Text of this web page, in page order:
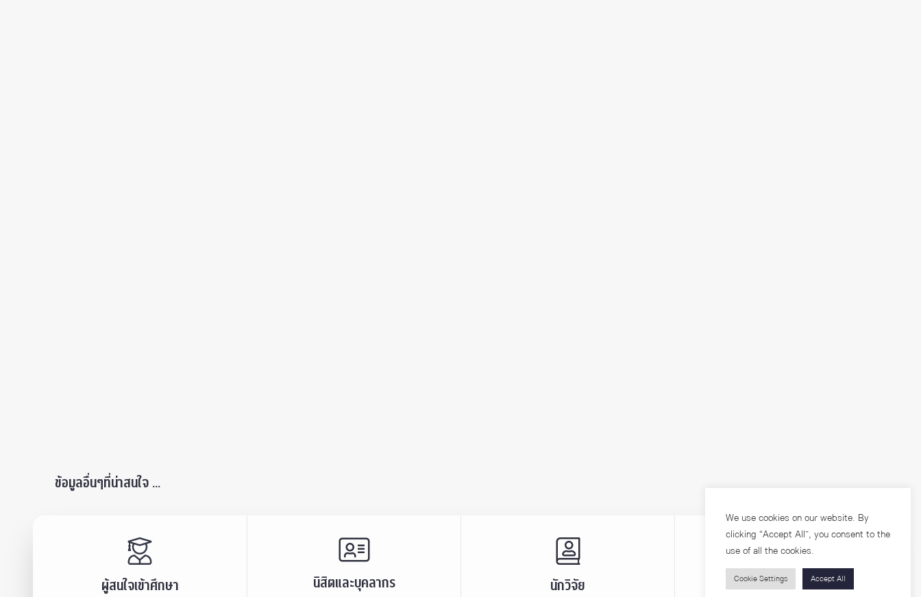
ข้อมูลอื่นๆที่น่าสนใจ ...
ผู้สนใจเข้าศึกษา นิสิตและบุคลากร นักวิจัย บุคคลทั่วไป
We use cookies on our website. By
clicking “Accept All”, you consent to the
use of all the cookies.
Cookie Settings Accept All